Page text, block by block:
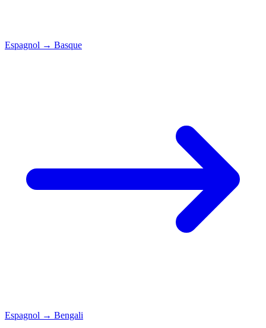
Espagnol → Basque
Espagnol → Bengali